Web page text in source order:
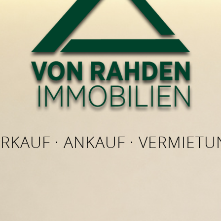
· ANKAUF ·